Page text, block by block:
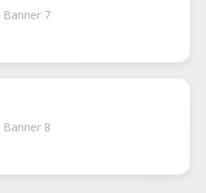
Banner 7
Banner 8